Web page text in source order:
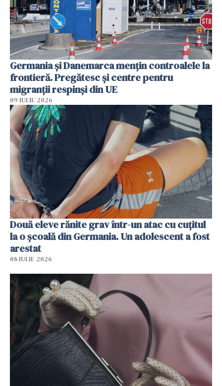
Germania și Danemarca mențin controalele la
frontieră. Pregătesc și centre pentru
migranții respinși din UE
09 IULIE 2026
Două eleve rănite grav într-un atac cu cuțitul
la o școală din Germania. Un adolescent a fost
arestat
08 IULIE 2026